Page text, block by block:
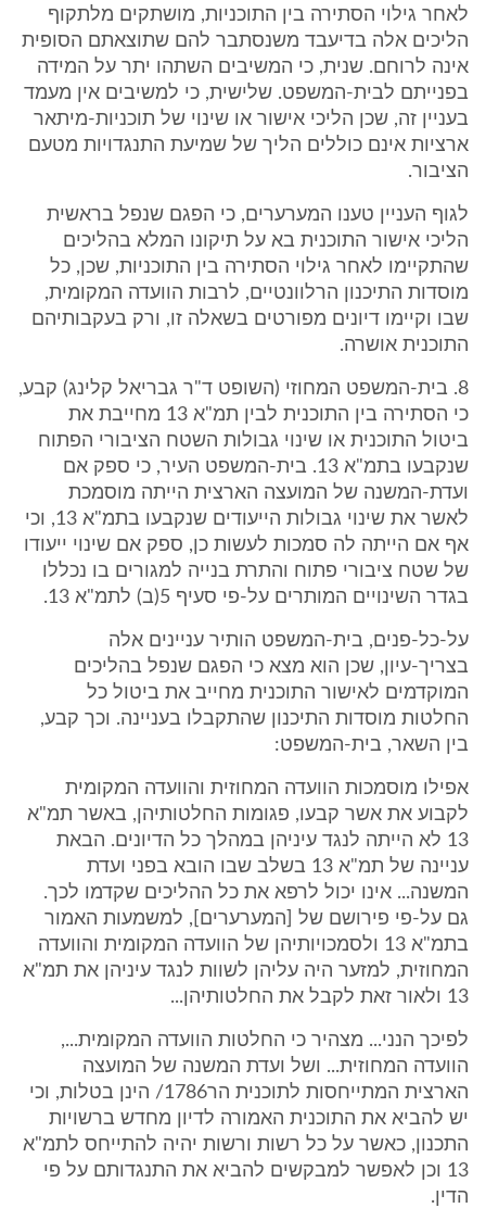
לאחר גילוי הסתירה בין התוכניות, מושתקים מלתקוף
הליכים אלה בדיעבד משנסתבר להם שתוצאתם הסופית
אינה לרוחם. שנית, כי המשיבים השתהו יתר על המידה
בפנייתם לבית-המשפט. שלישית, כי למשיבים אין מעמד
בעניין זה, שכן הליכי אישור או שינוי של תוכניות-מיתאר
ארציות אינם כוללים הליך של שמיעת התנגדויות מטעם
הציבור.
לגוף העניין טענו המערערים, כי הפגם שנפל בראשית
הליכי אישור התוכנית בא על תיקונו המלא בהליכים
שהתקיימו לאחר גילוי הסתירה בין התוכניות, שכן, כל
מוסדות התיכנון הרלוונטיים, לרבות הוועדה המקומית,
שבו וקיימו דיונים מפורטים בשאלה זו, ורק בעקבותיהם
התוכנית אושרה.
8. בית-המשפט המחוזי (השופט ד"ר גבריאל קלינג) קבע,
כי הסתירה בין התוכנית לבין תמ"א 13 מחייבת את
ביטול התוכנית או שינוי גבולות השטח הציבורי הפתוח
שנקבעו בתמ"א 13. בית-המשפט העיר, כי ספק אם
ועדת-המשנה של המועצה הארצית הייתה מוסמכת
לאשר את שינוי גבולות הייעודים שנקבעו בתמ"א 13, וכי
אף אם הייתה לה סמכות לעשות כן, ספק אם שינוי ייעודו
של שטח ציבורי פתוח והתרת בנייה למגורים בו נכללו
בגדר השינויים המותרים על-פי סעיף 5(ב) לתמ"א 13.
על-כל-פנים, בית-המשפט הותיר עניינים אלה
בצריך-עיון, שכן הוא מצא כי הפגם שנפל בהליכים
המוקדמים לאישור התוכנית מחייב את ביטול כל
החלטות מוסדות התיכנון שהתקבלו בעניינה. וכך קבע,
בין השאר, בית-המשפט:
אפילו מוסמכות הוועדה המחוזית והוועדה המקומית
לקבוע את אשר קבעו, פגומות החלטותיהן, באשר תמ"א
13 לא הייתה לנגד עיניהן במהלך כל הדיונים. הבאת
עניינה של תמ"א 13 בשלב שבו הובא בפני ועדת
המשנה... אינו יכול לרפא את כל ההליכים שקדמו לכך.
גם על-פי פירושם של [המערערים], למשמעות האמור
בתמ"א 13 ולסמכויותיהן של הוועדה המקומית והוועדה
המחוזית, למזער היה עליהן לשוות לנגד עיניהן את תמ"א
13 ולאור זאת לקבל את החלטותיהן...
לפיכך הנני... מצהיר כי החלטות הוועדה המקומית...,
הוועדה המחוזית... ושל ועדת המשנה של המועצה
הארצית המתייחסות לתוכנית הר1786/ הינן בטלות, וכי
יש להביא את התוכנית האמורה לדיון מחדש ברשויות
התכנון, כאשר על כל רשות ורשות יהיה להתייחס לתמ"א
13 וכן לאפשר למבקשים להביא את התנגדותם על פי
הדין.